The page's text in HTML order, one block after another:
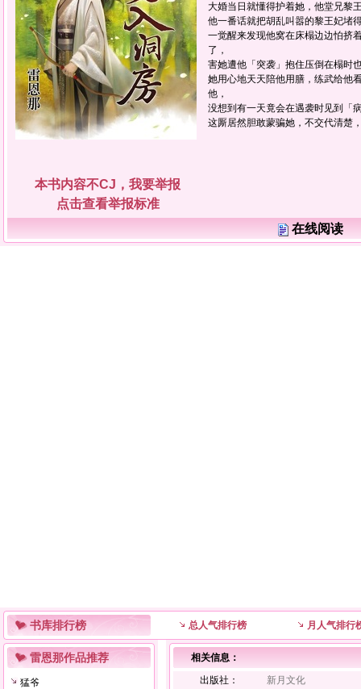
大婚当日就懂得护着她，他堂兄黎
他一番话就把胡乱叫嚣的黎王妃堵
一觉醒来发现他窝在床榻边边怕挤
了，
害她遭他「突袭」抱住压倒在榻时
她用心地天天陪他用膳，练武给他
他，
没想到有一天竟会在遇袭时见到「
这厮居然胆敢蒙骗她，不交代清楚
本书内容不CJ，我要举报
点击查看举报标准
在线阅读
书库排行榜 总人气排行榜 月人气排行
雷恩那作品推荐
猛爷
相关信息：
出版社：
新月文化